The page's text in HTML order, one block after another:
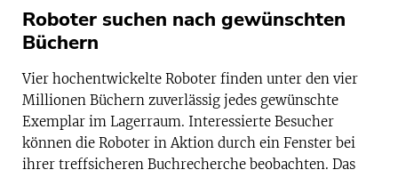
Roboter suchen nach gewünschten
Büchern
Vier hochentwickelte Roboter finden unter den vier
Millionen Büchern zuverlässig jedes gewünschte
Exemplar im Lagerraum. Interessierte Besucher
können die Roboter in Aktion durch ein Fenster bei
ihrer treffsicheren Buchrecherche beobachten. Das